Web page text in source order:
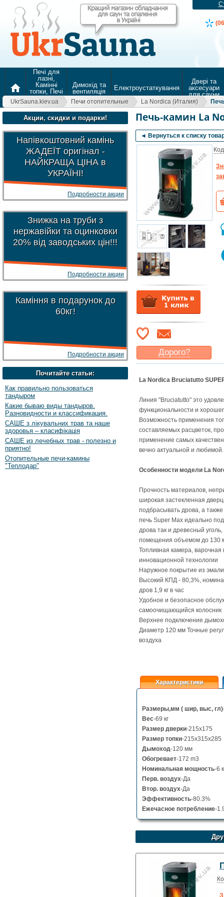
home
Печі для
лазні,
Камінні
топки, Печі
для
опалення
Димохід та
вентиляція
Електроустаткування
Двері та
аксесуари
для сауни
UkrSauna.kiev.ua Печи отопительные La Nordica (Италия)
Акции, скидки и подарки!
Напівкоштовний камінь
ЖАДЕЇТ оригінал -
НАЙКРАЩА ЦІНА в
УКРАЇНІ!
Подробности акции
Знижка на труби з
нержавійки та оцинковки
20% від заводських цін!!!
Подробности акции
Каміння в подарунок до
60кг!
Подробности акции
Почитайте статьи:
Как правильно пользоваться
тандыром
Какие бываю виды тандыров.
Разновидности и классификация.
САШЕ з лікувальних трав та наше
здоровья – класифікація
САШЕ из лечебных трав - полезно и
приятно!
Отопительные печи-камины
"Теплодар"
Печь-камин La
◄ Вернуться к списку
Дорого?
Какая ценамогла бы
La Nordica Bruciatutto
Линия "Bruciatutto" это
функциональности и
Возможность применения
составляемых расцветок,
применение самых
вечно актуальной и любимой.
Особенности модели La
Прочность материалов,
широкая застекленная
подбрасывать дрова, а
печь Super Max идеально
дрова так и древесный
помещения объемом до 130
Топливная камера, варочная
инновационной технологии
Наружное покрытие из
Высокий КПД - 80,3%,
дров 1,9 кг в час
Удобное и безопасное
самоочищающийся колосник
Верхнее подключение
Диаметр 120 мм Точные
воздуха
Характеристики
Размеры,мм ( шир, выс, гл)
Вес-69 кг
Размер дверки-215x175
Размер топки-215x315x285
Дымоход-120 мм
Обогревает-172 m3
Номинальная мощность-6
Перв. воздух-Да
Втор. воздух-Да
Эффективность-80.3%
Ежечасное потребление-